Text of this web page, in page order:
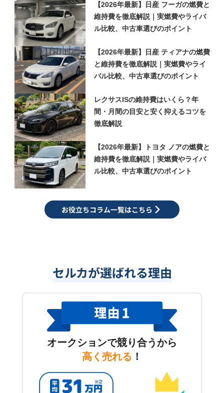
【2026年最新】日産 フーガの燃費と
維持費を徹底解説｜実燃費やライバ
ル比較、中古車選びのポイント
【2026年最新】日産 ティアナの燃費
と維持費を徹底解説｜実燃費やライ
バル比較、中古車選びのポイント
レクサスISの維持費はいくら？年
間・月間の目安と安く抑えるコツを
徹底解説
【2026年最新】トヨタ ノアの燃費と
維持費を徹底解説｜実燃費やライバ
ル比較、中古車選びのポイント
お役立ちコラム一覧はこちら
セルカが選ばれる理由
オークションで競り合うから
高く売れる ！